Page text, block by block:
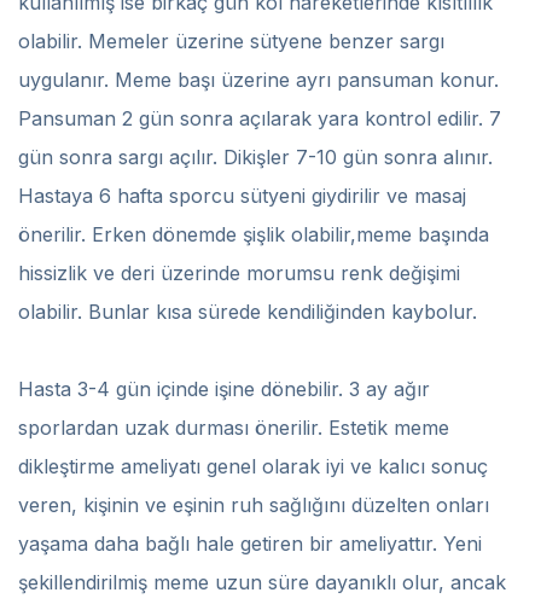
olabilir. Memeler üzerine sütyene benzer sargı
uygulanır. Meme başı üzerine ayrı pansuman konur.
Pansuman 2 gün sonra açılarak yara kontrol edilir. 7
gün sonra sargı açılır. Dikişler 7-10 gün sonra alınır.
Hastaya 6 hafta sporcu sütyeni giydirilir ve masaj
önerilir. Erken dönemde şişlik olabilir,meme başında
hissizlik ve deri üzerinde morumsu renk değişimi
olabilir. Bunlar kısa sürede kendiliğinden kaybolur.
Hasta 3-4 gün içinde işine dönebilir. 3 ay ağır
sporlardan uzak durması önerilir. Estetik meme
dikleştirme ameliyatı genel olarak iyi ve kalıcı sonuç
veren, kişinin ve eşinin ruh sağlığını düzelten onları
yaşama daha bağlı hale getiren bir ameliyattır. Yeni
şekillendirilmiş meme uzun süre dayanıklı olur, ancak